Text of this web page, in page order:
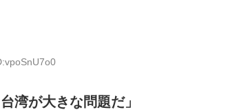
湾が大きな問題だ」